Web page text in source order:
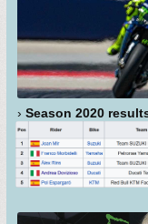
› Season 2020